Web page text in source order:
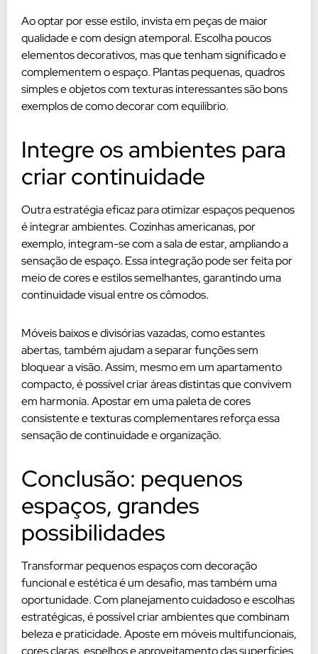
Ao optar por esse estilo, invista em peças de maior
qualidade e com design atemporal. Escolha poucos
elementos decorativos, mas que tenham significado e
complementem o espaço. Plantas pequenas, quadros
simples e objetos com texturas interessantes são bons
exemplos de como decorar com equilíbrio.
Integre os ambientes para
criar continuidade
Outra estratégia eficaz para otimizar espaços pequenos
é integrar ambientes. Cozinhas americanas, por
exemplo, integram-se com a sala de estar, ampliando a
sensação de espaço. Essa integração pode ser feita por
meio de cores e estilos semelhantes, garantindo uma
continuidade visual entre os cômodos.
Móveis baixos e divisórias vazadas, como estantes
abertas, também ajudam a separar funções sem
bloquear a visão. Assim, mesmo em um apartamento
compacto, é possível criar áreas distintas que convivem
em harmonia. Apostar em uma paleta de cores
consistente e texturas complementares reforça essa
sensação de continuidade e organização.
Conclusão: pequenos
espaços, grandes
possibilidades
Transformar pequenos espaços com decoração
funcional e estética é um desafio, mas também uma
oportunidade. Com planejamento cuidadoso e escolhas
estratégicas, é possível criar ambientes que combinam
beleza e praticidade. Aposte em móveis multifuncionais,
cores claras, espelhos e aproveitamento das superfícies